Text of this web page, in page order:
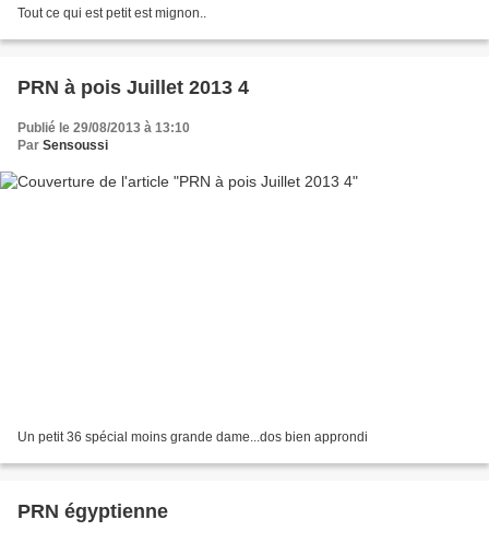
Tout ce qui est petit est mignon..
PRN à pois Juillet 2013 4
Publié le 29/08/2013 à 13:10
Par Sensoussi
Un petit 36 spécial moins grande dame...dos bien approndi
PRN égyptienne